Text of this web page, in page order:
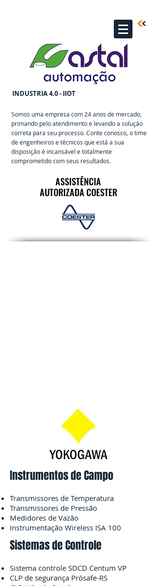
INDUSTRIA 4.0 - IIOT
Somos uma empresa com 24 anos de mercado,
primando pelo atendimento e levando a solução
correta para seu processo. Conte conosco, o time
de engenheiros e técnicos que está a sua
disposição é incansável e totalmente
comprometido com seus resultados.
ASSISTÊNCIA
AUTORIZADA COESTER
ASSISTÊNCIA
AUTORIZADA COESTER
Instrumentos de Campo
Transmissores de Temperatura
Transmissores de Pressão
Medidores de Vazão
Instrumentação Wireless ISA 100
Sistemas de Controle
Sistema controle SDCD Centum VP
CLP de segurança Prósafe-RS